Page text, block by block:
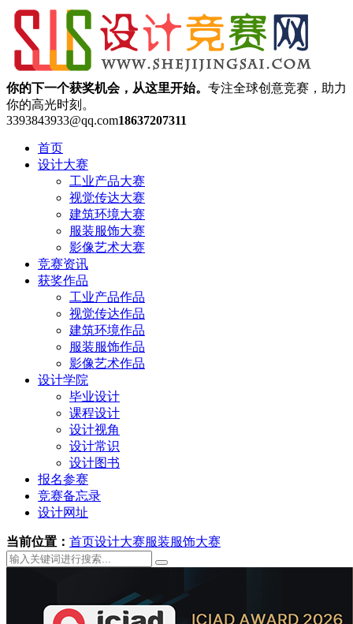
你的下一个获奖机会，从这里开始。 专注全球创意竞赛，助力
你的高光时刻。
3393843933@qq.com18637207311
首页
设计大赛
工业产品大赛
视觉传达大赛
建筑环境大赛
服装服饰大赛
影像艺术大赛
竞赛资讯
获奖作品
工业产品作品
视觉传达作品
建筑环境作品
服装服饰作品
影像艺术作品
设计学院
毕业设计
课程设计
设计视角
设计常识
设计图书
报名参赛
竞赛备忘录
设计网址
当前位置： 首页设计大赛服装服饰大赛